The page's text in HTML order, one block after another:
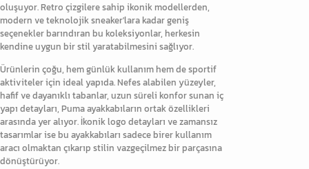
oluşuyor. Retro çizgilere sahip ikonik modellerden,
modern ve teknolojik sneaker'lara kadar geniş
seçenekler barındıran bu koleksiyonlar, herkesin
kendine uygun bir stil yaratabilmesini sağlıyor.
Ürünlerin çoğu, hem günlük kullanım hem de sportif
aktiviteler için ideal yapıda. Nefes alabilen yüzeyler,
hafif ve dayanıklı tabanlar, uzun süreli konfor sunan iç
yapı detayları, Puma ayakkabıların ortak özellikleri
arasında yer alıyor. İkonik logo detayları ve zamansız
tasarımlar ise bu ayakkabıları sadece birer kullanım
aracı olmaktan çıkarıp stilin vazgeçilmez bir parçasına
dönüştürüyor.